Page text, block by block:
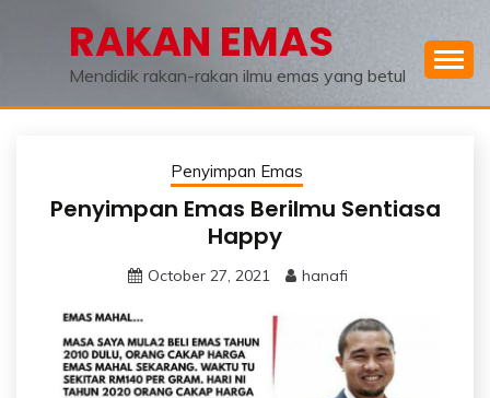
RAKAN EMAS
Mendidik rakan-rakan ilmu emas yang betul
Penyimpan Emas
Penyimpan Emas Berilmu Sentiasa
Happy
October 27, 2021 hanafi